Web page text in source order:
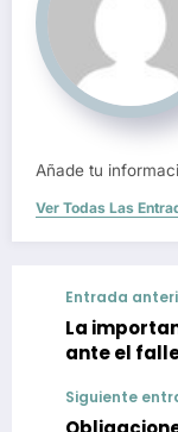
Añade tu
Ver Todas Las
Entrada
La
ante el
Siguiente